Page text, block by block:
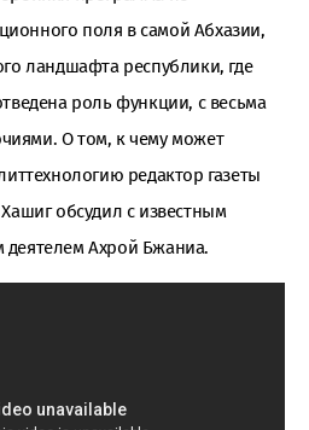
поля в самой Абхазии,
ландшафта республики, где
роль функции, с весьма
О том, к чему может
редактор газеты
обсудил с известным
Ахрой Бжаниа.